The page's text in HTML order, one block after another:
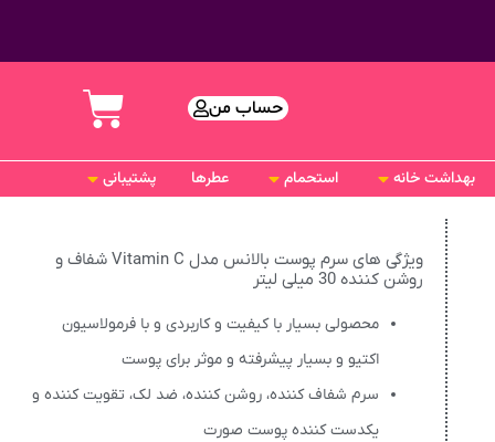
حساب من
بهداشت خانه استحمام عطرها پشتیبانی
ویژگی های سرم پوست بالانس مدل Vitamin C شفاف و
روشن کننده 30 میلی لیتر
محصولی بسیار با کیفیت و کاربردی و با فرمولاسیون
اکتیو و بسیار پیشرفته و موثر برای پوست
سرم شفاف کننده، روشن کننده، ضد لک، تقویت کننده و
یکدست کننده پوست صورت